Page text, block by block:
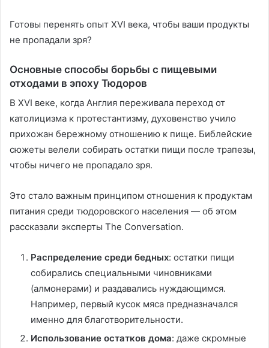
Готовы перенять опыт XVI века, чтобы ваши продукты
не пропадали зря?
Основные способы борьбы с пищевыми
отходами в эпоху Тюдоров
В XVI веке, когда Англия переживала переход от
католицизма к протестантизму, духовенство учило
прихожан бережному отношению к пище. Библейские
сюжеты велели собирать остатки пищи после трапезы,
чтобы ничего не пропадало зря.
Это стало важным принципом отношения к продуктам
питания среди тюдоровского населения — об этом
рассказали эксперты The Conversation.
Распределение среди бедных: остатки пищи
собирались специальными чиновниками
(алмонерами) и раздавались нуждающимся.
Например, первый кусок мяса предназначался
именно для благотворительности.
Использование остатков дома: даже скромные